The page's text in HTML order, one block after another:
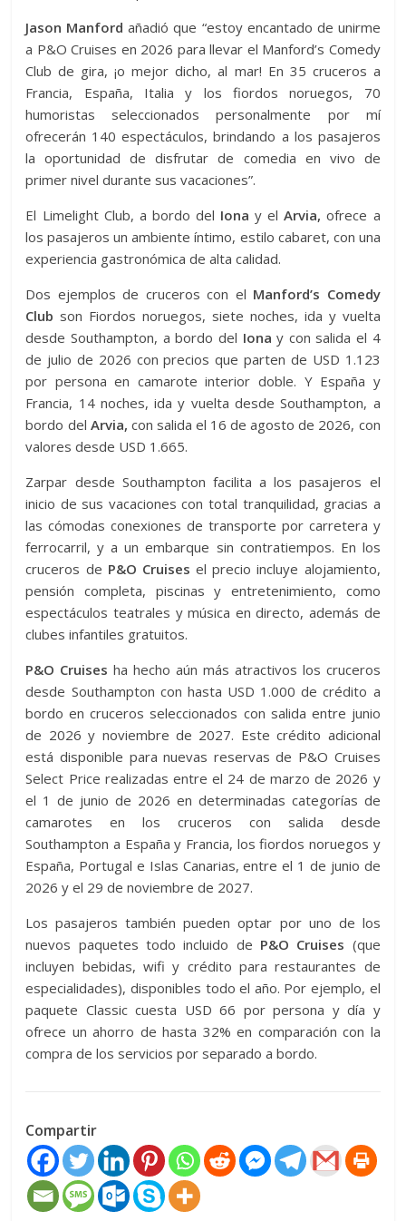
Jason Manford añadió que “estoy encantado de unirme
a P&O Cruises en 2026 para llevar el Manford’s Comedy
Club de gira, ¡o mejor dicho, al mar! En 35 cruceros a
Francia, España, Italia y los fiordos noruegos, 70
humoristas seleccionados personalmente por mí
ofrecerán 140 espectáculos, brindando a los pasajeros
la oportunidad de disfrutar de comedia en vivo de
primer nivel durante sus vacaciones”.
El Limelight Club, a bordo del Iona y elArvia, ofrece a
los pasajeros un ambiente íntimo, estilo cabaret, con una
experiencia gastronómica de alta calidad.
Dos ejemplos de cruceros con el Manford’s Comedy
Club son Fiordos noruegos, siete noches, ida y vuelta
desde Southampton, a bordo del Iona y con salida el 4
de julio de 2026 con precios que parten de USD 1.123
por persona en camarote interior doble. Y España y
Francia, 14 noches, ida y vuelta desde Southampton, a
bordo del Arvia, con salida el 16 de agosto de 2026, con
valores desde USD 1.665.
Zarpar desde Southampton facilita a los pasajeros el
inicio de sus vacaciones con total tranquilidad, gracias a
las cómodas conexiones de transporte por carretera y
ferrocarril, y a un embarque sin contratiempos. En los
cruceros de P&O Cruises el precio incluye alojamiento,
pensión completa, piscinas y entretenimiento, como
espectáculos teatrales y música en directo, además de
clubes infantiles gratuitos.
P&O Cruises ha hecho aún más atractivos los cruceros
desde Southampton con hasta USD 1.000 de crédito a
bordo en cruceros seleccionados con salida entre junio
de 2026 y noviembre de 2027. Este crédito adicional
está disponible para nuevas reservas de P&O Cruises
Select Price realizadas entre el 24 de marzo de 2026 y
el 1 de junio de 2026 en determinadas categorías de
camarotes en los cruceros con salida desde
Southampton a España y Francia, los fiordos noruegos y
España, Portugal e Islas Canarias, entre el 1 de junio de
2026 y el 29 de noviembre de 2027.
Los pasajeros también pueden optar por uno de los
nuevos paquetes todo incluido de P&O Cruises (que
incluyen bebidas, wifi y crédito para restaurantes de
especialidades), disponibles todo el año. Por ejemplo, el
paquete Classic cuesta USD 66 por persona y día y
ofrece un ahorro de hasta 32% en comparación con la
compra de los servicios por separado a bordo.
Compartir